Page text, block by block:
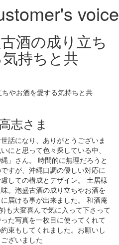
voice
酒の成り立ち
持ちと共
志さま
話になり、ありがとうございま
にと思って色々探している中、
」さん。 時間的に無理だろうと
すが、沖縄口調の優しい対応に
しての構成とデザイン。 土居様
。泡盛古酒の成り立ちやお酒を
届ける事が出来ました。 和酒庵
も大変喜んで気に入って下さって
た写真を一枚目に使ってくれて
束もしてくれました。お願いし
ざいました